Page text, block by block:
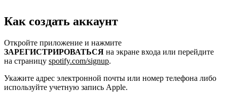
Как создать аккаунт
Откройте приложение и нажмите
ЗАРЕГИСТРИРОВАТЬСЯ на экране входа или перейдите
на страницу spotify.com/signup.
Укажите адрес электронной почты или номер телефона либо
используйте учетную запись Apple.